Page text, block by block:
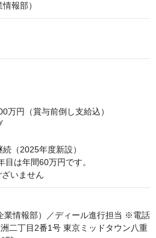
報部）
円（賞与前倒し支給込）
（2025年度新設）
目は年間60万円です。
いません